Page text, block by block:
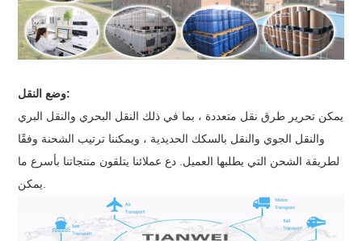
وضع النقل:
يمكن تحرير طرق نقل متعددة ، بما في ذلك النقل البحري والنقل البري
والنقل الجوي والنقل بالسكك الحديدية ، ويمكننا ترتيب الشحنة وفقًا
لطريقة الشحن التي يطلبها العميل. دع عملائنا يتلقون منتجاتنا بأسرع ما